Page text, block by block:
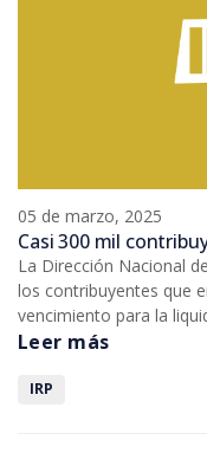
05 de marzo, 2025
Casi 300 mil
La Dirección Nacional
los contribuyentes que
vencimiento para la
(IRP) correspondiente al
del Sistema
Leer más
IRP